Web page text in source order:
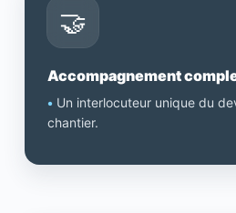
🤝
Accompagnement
• Un interlocuteur unique du
chantier.